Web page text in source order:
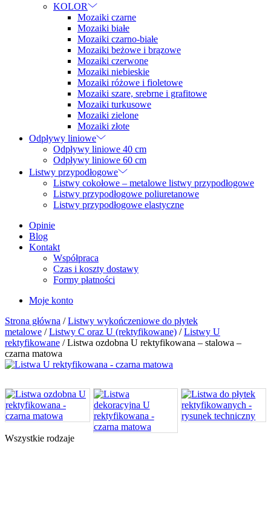
KOLOR
Mozaiki czarne
Mozaiki białe
Mozaiki czarno-białe
Mozaiki beżowe i brązowe
Mozaiki czerwone
Mozaiki niebieskie
Mozaiki różowe i fioletowe
Mozaiki szare, srebrne i grafitowe
Mozaiki turkusowe
Mozaiki zielone
Mozaiki złote
Odpływy liniowe
Odpływy liniowe 40 cm
Odpływy liniowe 60 cm
Listwy przypodłogowe
Listwy cokołowe – metalowe listwy przypodłogowe
Listwy przypodłogowe poliuretanowe
Listwy przypodłogowe elastyczne
Opinie
Blog
Kontakt
Współpraca
Czas i koszty dostawy
Formy płatności
Moje konto
Strona główna /Listwy wykończeniowe do płytek
metalowe /Listwy C oraz U (rektyfikowane) /Listwy U
rektyfikowane / Listwa ozdobna U rektyfikowana – stalowa –
czarna matowa
Wszystkie rodzaje